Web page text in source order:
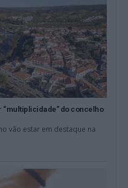
do concelho
vão estar em destaque na